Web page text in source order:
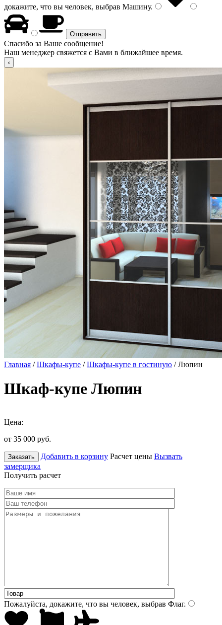
докажите, что вы человек, выбрав Машину.
Спасибо за Ваше сообщение!
Наш менеджер свяжется с Вами в ближайшее время.
Главная /Шкафы-купе /Шкафы-купе в гостиную / Люпин
Шкаф-купе Люпин
Цена:
от 35 000 руб.
Заказать Добавить в корзину Расчет цены Вызвать
замерщика
Получить расчет
Пожалуйста, докажите, что вы человек, выбрав Флаг.